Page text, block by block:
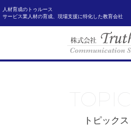
人材育成のトゥルース
サービス業人材の育成、現場支援に特化した教育会社
TOPICS
トピックス